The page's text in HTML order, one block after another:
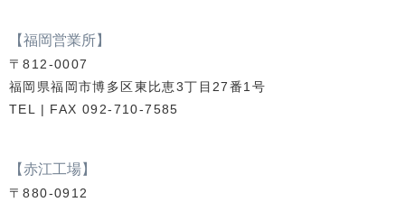
【福岡営業所】
〒812-0007
福岡県福岡市博多区東比恵3丁目27番1号
TEL | FAX 092-710-7585
【赤江工場】
〒880-0912